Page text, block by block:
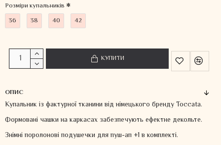
Розміри купальників
36
38 40 42
КУПИТИ
ОПИС
Купальник із фактурної тканини від німецького бренду Toccata.
Формовані чашки на каркасах забезпечують ефектне декольте.
Знімні поролонові подушечки для пуш-ап +1 в комплекті.